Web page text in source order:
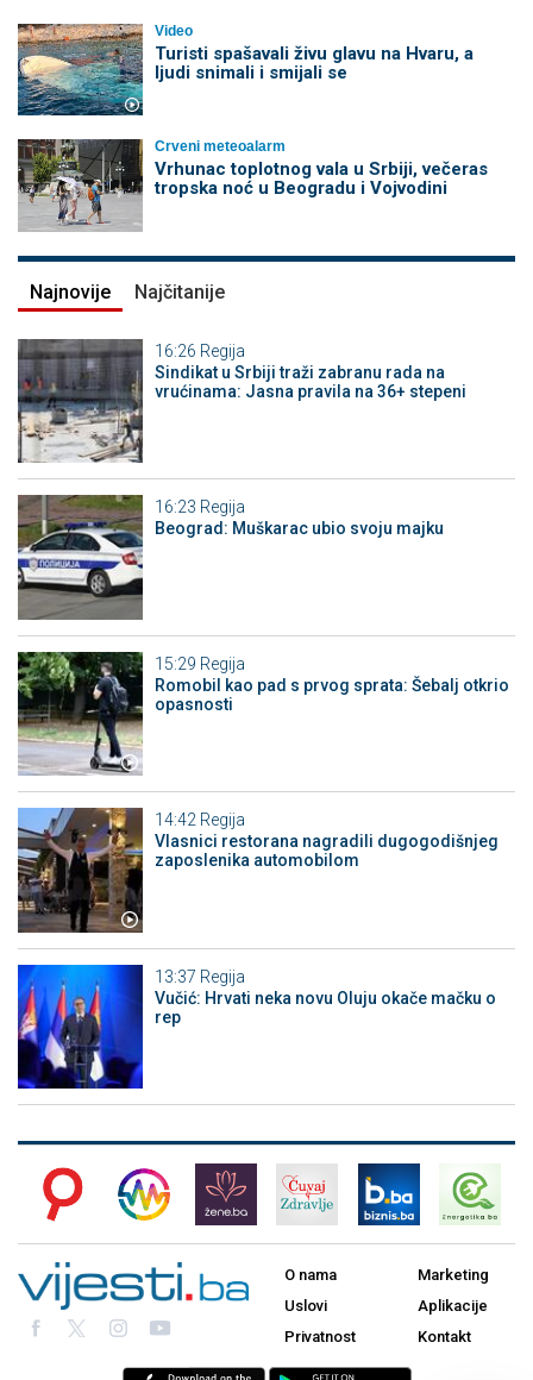
Video
Turisti spašavali živu glavu na Hvaru, a
ljudi snimali i smijali se
Crveni meteoalarm
Vrhunac toplotnog vala u Srbiji, večeras
tropska noć u Beogradu i Vojvodini
Najnovije Najčitanije
16:26 Regija
Sindikat u Srbiji traži zabranu rada na
vrućinama: Jasna pravila na 36+ stepeni
16:23 Regija
Beograd: Muškarac ubio svoju majku
15:29 Regija
Romobil kao pad s prvog sprata: Šebalj otkrio
opasnosti
14:42 Regija
Vlasnici restorana nagradili dugogodišnjeg
zaposlenika automobilom
13:37 Regija
Vučić: Hrvati neka novu Oluju okače mačku o
rep
O nama
Uslovi
Privatnost
Marketing
Aplikacije
Kontakt